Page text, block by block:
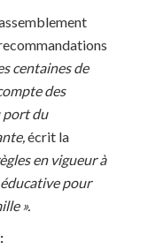
centaines de
des
port du
écrit la
en vigueur à
pour
».